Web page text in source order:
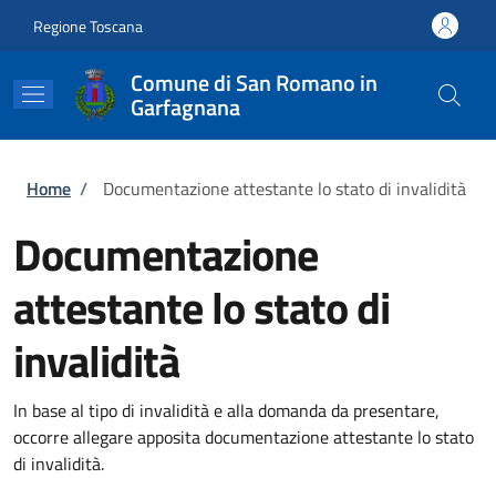
Regione Toscana
Comune di San Romano in
Garfagnana
Briciole di pane
Home / Documentazione attestante lo stato di invalidità
Documentazione
attestante lo stato di
invalidità
In base al tipo di invalidità e alla domanda da presentare,
occorre allegare apposita documentazione attestante lo stato
di invalidità.